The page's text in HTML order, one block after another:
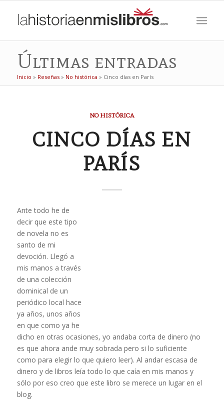
Últimas entradas
Inicio » Reseñas» No histórica » Cinco días en París
NO HISTÓRICA
CINCO DÍAS EN
PARÍS
Ante todo he de
decir que este tipo
de novela no es
santo de mi
devoción. Llegó a
mis manos a través
de una colección
dominical de un
periódico local hace
ya años, unos años
en que como ya he
dicho en otras ocasiones, yo andaba corta de dinero (no
es que ahora ande muy sobrada pero si lo suficiente
como para elegir lo que quiero leer). Al andar escasa de
dinero y de libros leía todo lo que caía en mis manos y
sólo por eso creo que este libro se merece un lugar en el
blog.